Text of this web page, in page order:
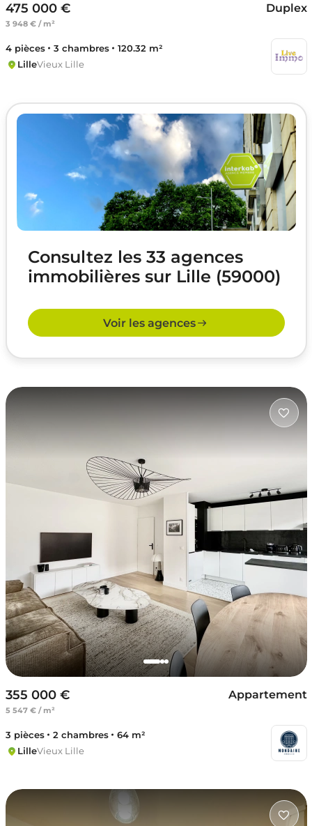
475 000 €
3 948 € / m²
Duplex
4 pièces 3 chambres
120.32 m²
LilleVieux Lille
Consultez les 33 agences
immobilières sur Lille (59000)
Voir les agences
355 000 €
5 547 € / m²
Appartement
3 pièces 2 chambres
64 m²
LilleVieux Lille